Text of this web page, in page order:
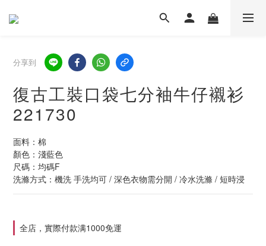
分享到
復古工裝口袋七分袖牛仔襯衫
221730
面料：棉
顏色：淺藍色
尺碼：均碼F
洗滌方式：機洗 手洗均可 / 深色衣物需分開 / 冷水洗滌 / 短時浸
全店，實際付款满1000免運